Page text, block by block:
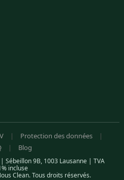
| Protection des données
|
| Blog
Sébeillon 9B, 1003 Lausanne | TVA
incluse
Clean. Tous droits réservés.